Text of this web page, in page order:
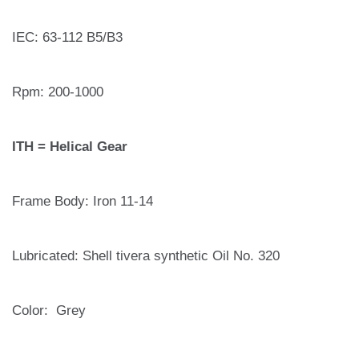
IEC: 63-112 B5/B3
Rpm: 200-1000
ITH = Helical Gear
Frame Body: Iron 11-14
Lubricated: Shell tivera synthetic Oil No. 320
Color: Grey